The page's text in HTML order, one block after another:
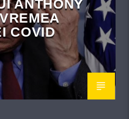
ANTHONY
COVID